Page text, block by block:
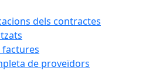
dels contractes
factures
de proveïdors